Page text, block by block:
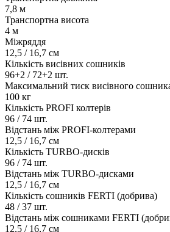
7,8 м
Транспортна висота
4 м
Міжряддя
12,5 / 16,7 см
Кількість висівних сошників
96+2 / 72+2 шт.
Максимальний тиск висівного
100 кг
Кількість PROFI колтерів
96 / 74 шт.
Відстань між PROFI-колтерами
12,5 / 16,7 см
Кількість TURBO-дисків
96 / 74 шт.
Відстань між TURBO-дисками
12,5 / 16,7 см
Кількість сошників FERTI (добрива)
48 / 37 шт.
Відстань між сошниками FERTI
12,5 / 16,7 см